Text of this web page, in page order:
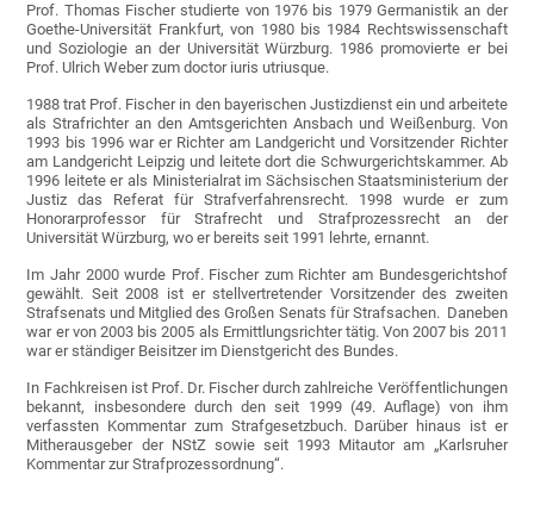
Prof. Thomas Fischer studierte von 1976 bis 1979 Germanistik an der
Goethe-Universität Frankfurt, von 1980 bis 1984 Rechtswissenschaft
und Soziologie an der Universität Würzburg. 1986 promovierte er bei
Prof. Ulrich Weber zum doctor iuris utriusque.
1988 trat Prof. Fischer in den bayerischen Justizdienst ein und arbeitete
als Strafrichter an den Amtsgerichten Ansbach und Weißenburg. Von
1993 bis 1996 war er Richter am Landgericht und Vorsitzender Richter
am Landgericht Leipzig und leitete dort die Schwurgerichtskammer. Ab
1996 leitete er als Ministerialrat im Sächsischen Staatsministerium der
Justiz das Referat für Strafverfahrensrecht. 1998 wurde er zum
Honorarprofessor für Strafrecht und Strafprozessrecht an der
Universität Würzburg, wo er bereits seit 1991 lehrte, ernannt.
Im Jahr 2000 wurde Prof. Fischer zum Richter am Bundesgerichtshof
gewählt. Seit 2008 ist er stellvertretender Vorsitzender des zweiten
Strafsenats und Mitglied des Großen Senats für Strafsachen. Daneben
war er von 2003 bis 2005 als Ermittlungsrichter tätig. Von 2007 bis 2011
war er ständiger Beisitzer im Dienstgericht des Bundes.
In Fachkreisen ist Prof. Dr. Fischer durch zahlreiche Veröffentlichungen
bekannt, insbesondere durch den seit 1999 (49. Auflage) von ihm
verfassten Kommentar zum Strafgesetzbuch. Darüber hinaus ist er
Mitherausgeber der NStZ sowie seit 1993 Mitautor am „Karlsruher
Kommentar zur Strafprozessordnung“.